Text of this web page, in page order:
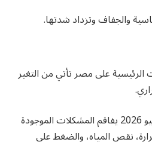
والجفاف وتزداد شدتها.
الرئيسية على مصر تأتي من التغير
بينما يجعل ذلك ظاهرة النينيو 2026 يفاقم المشكلات الموجودة
نقص المياه، والضغط على